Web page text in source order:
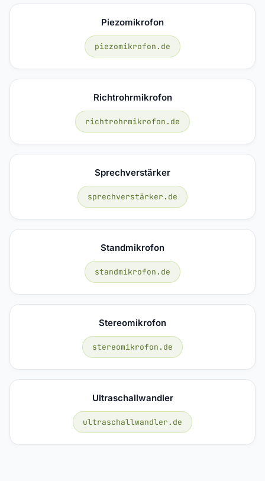
Piezomikrofon
piezomikrofon.de
Richtrohrmikrofon
richtrohrmikrofon.de
Sprechverstärker
sprechverstärker.de
Standmikrofon
standmikrofon.de
Stereomikrofon
stereomikrofon.de
Ultraschallwandler
ultraschallwandler.de